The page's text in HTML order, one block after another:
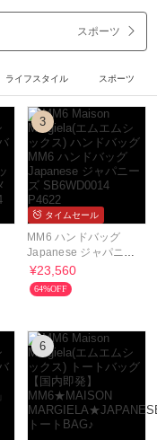
スポーツ
ライフスタイル スポーツ
3
タイムセール
MM6 ハンドバッグ
Japanese ジャパニー
ズ SB6WD0014
P4622
¥23,560
64%OFF
6